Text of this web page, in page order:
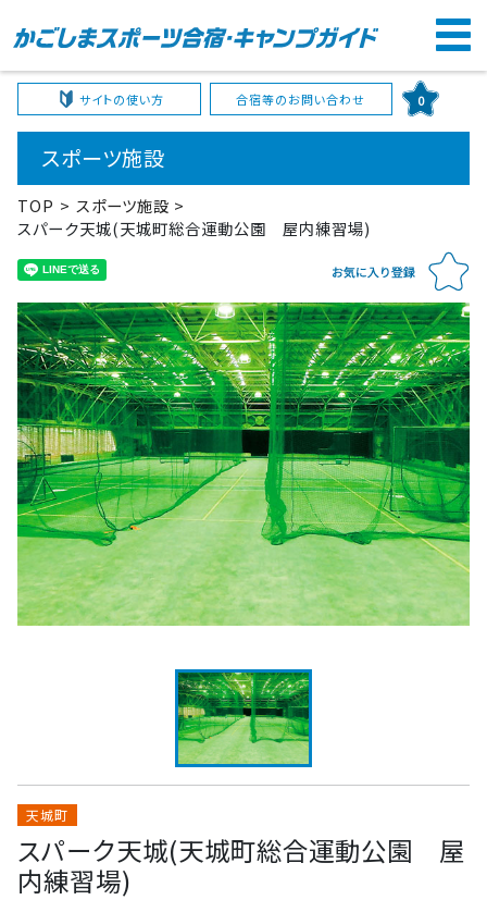
サイトの使い方 合宿等のお問い合わせ 0
スポーツ施設
TOP
スポーツ施設
スパーク天城(天城町総合運動公園 屋内練習場)
天城町
スパーク天城(天城町総合運動公園 屋
内練習場)